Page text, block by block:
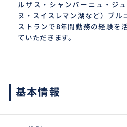
ルザス・シャンパーニュ・ジ
ヌ・スイスレマン湖など）ブル
ストランで8年間勤務の経験を
ていただきます。
基本情報